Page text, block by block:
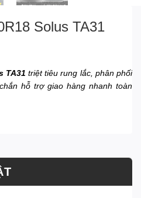
Solus TA31
TA31 triệt tiêu rung lắc, phân phối
hỗ trợ giao hàng nhanh toàn